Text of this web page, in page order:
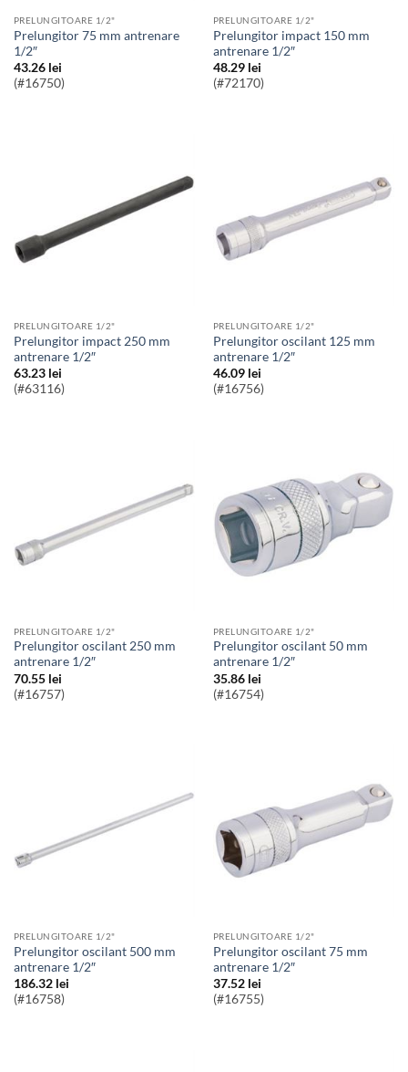
PRELUNGITOARE 1/2"
Prelungitor 75 mm antrenare
1/2″
43.26 lei
(#16750)
PRELUNGITOARE 1/2"
Prelungitor impact 150 mm
antrenare 1/2″
48.29 lei
(#72170)
PRELUNGITOARE 1/2"
Prelungitor impact 250 mm
antrenare 1/2″
63.23 lei
(#63116)
PRELUNGITOARE 1/2"
Prelungitor oscilant 125 mm
antrenare 1/2″
46.09 lei
(#16756)
PRELUNGITOARE 1/2"
Prelungitor oscilant 250 mm
antrenare 1/2″
70.55 lei
(#16757)
PRELUNGITOARE 1/2"
Prelungitor oscilant 50 mm
antrenare 1/2″
35.86 lei
(#16754)
PRELUNGITOARE 1/2"
Prelungitor oscilant 500 mm
antrenare 1/2″
186.32 lei
(#16758)
PRELUNGITOARE 1/2"
Prelungitor oscilant 75 mm
antrenare 1/2″
37.52 lei
(#16755)